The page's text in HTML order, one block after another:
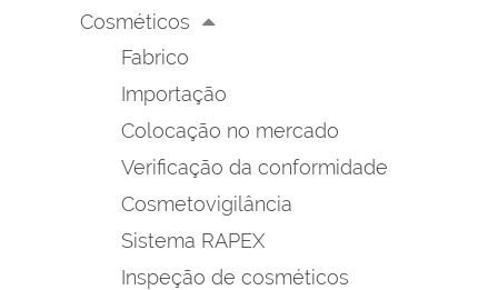
Cosméticos
Fabrico
Importação
Colocação no mercado
Verificação da conformidade
Cosmetovigilância
Sistema RAPEX
Inspeção de cosméticos